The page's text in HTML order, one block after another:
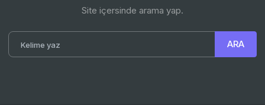
Site içersinde arama yap.